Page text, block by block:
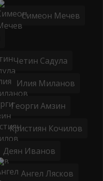
Симеон Мечев
Четин Садула
Илия Миланов
Георги Амзин
Кристиян Кочилов
Деян Иванов
Ангел Лясков